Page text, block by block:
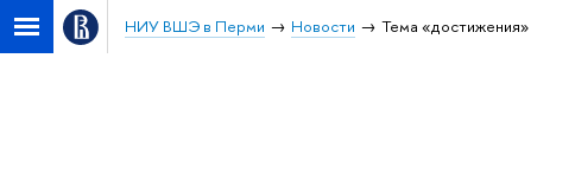
НИУ ВШЭ в Перми Новости Тема «достижения»